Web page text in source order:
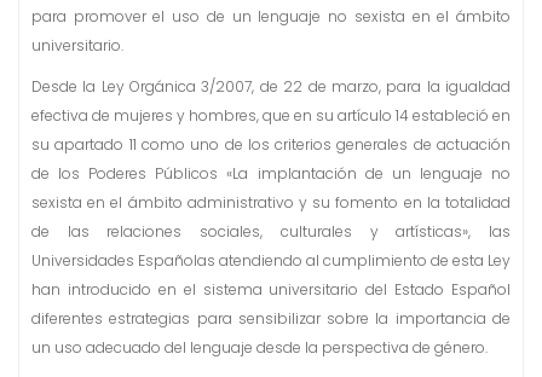
para promover el uso de un lenguaje no sexista en el ámbito
universitario.
Desde la Ley Orgánica 3/2007, de 22 de marzo, para la igualdad
efectiva de mujeres y hombres, que en su artículo 14 estableció en
su apartado 11 como uno de los criterios generales de actuación
de los Poderes Públicos «La implantación de un lenguaje no
sexista en el ámbito administrativo y su fomento en la totalidad
de las relaciones sociales, culturales y artísticas», las
Universidades Españolas atendiendo al cumplimiento de esta Ley
han introducido en el sistema universitario del Estado Español
diferentes estrategias para sensibilizar sobre la importancia de
un uso adecuado del lenguaje desde la perspectiva de género.